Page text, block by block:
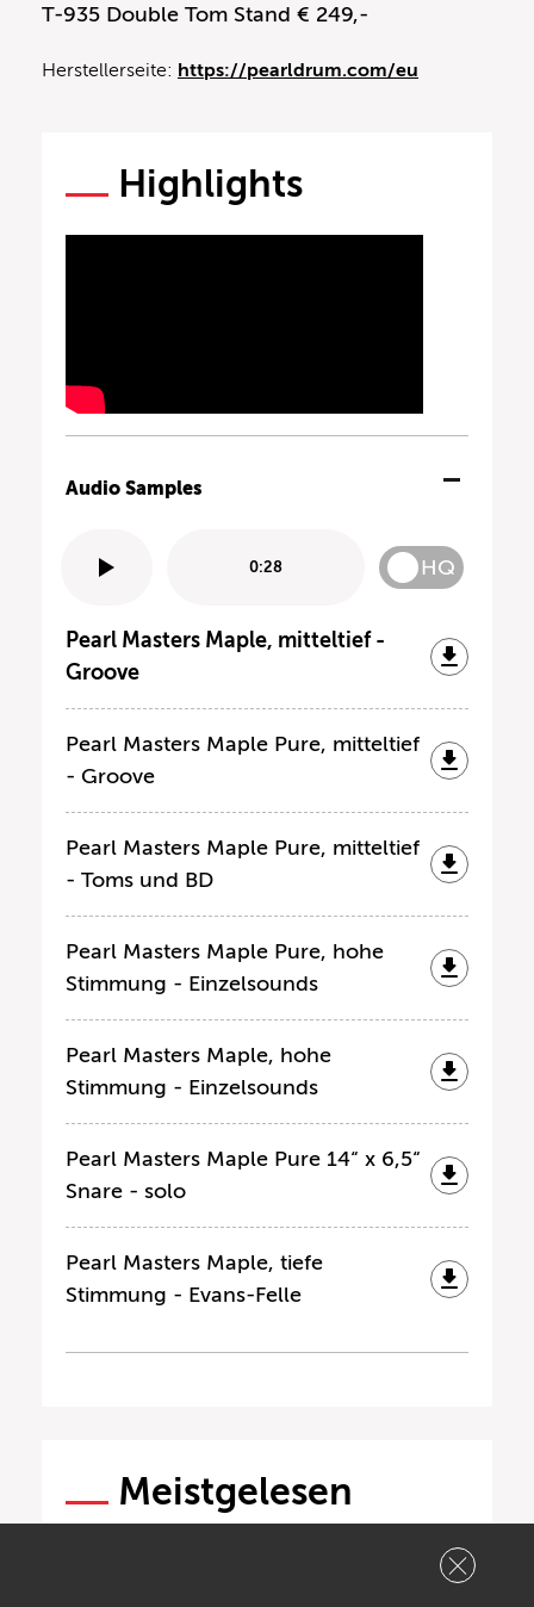
T-935 Double Tom Stand € 249,-
Herstellerseite: https://pearldrum.com/eu
Highlights
Audio Samples
0:28 HQ
Pearl Masters Maple, mitteltief -
Groove
Pearl Masters Maple Pure, mitteltief
- Groove
Pearl Masters Maple Pure, mitteltief
- Toms und BD
Pearl Masters Maple Pure, hohe
Stimmung - Einzelsounds
Pearl Masters Maple, hohe
Stimmung - Einzelsounds
Pearl Masters Maple Pure 14“ x 6,5“
Snare - solo
Pearl Masters Maple, tiefe
Stimmung - Evans-Felle
Meistgelesen